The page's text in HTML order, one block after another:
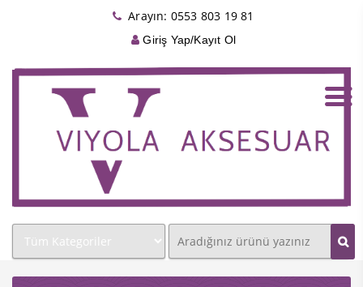
Arayın: 0553 803 19 81
Giriş Yap/Kayıt Ol